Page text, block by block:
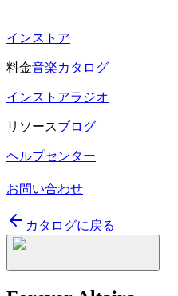
インストア
料金音楽カタログ
インストアラジオ
リソースブログ
ヘルプセンター
お問い合わせ
カタログに戻る